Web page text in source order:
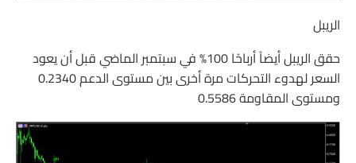
الريبل
حقق الريبل أيضاً أرباحًا 100% في سبتمبر الماضي قبل أن يعود
السعر لهدوء التحركات مرة أخرى بين مستوى الدعم 0.2340
ومستوى المقاومة 0.5586